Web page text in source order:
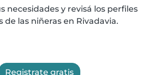
necesidades y revisá los perfiles
de las niñeras en Rivadavia.
Registrate gratis